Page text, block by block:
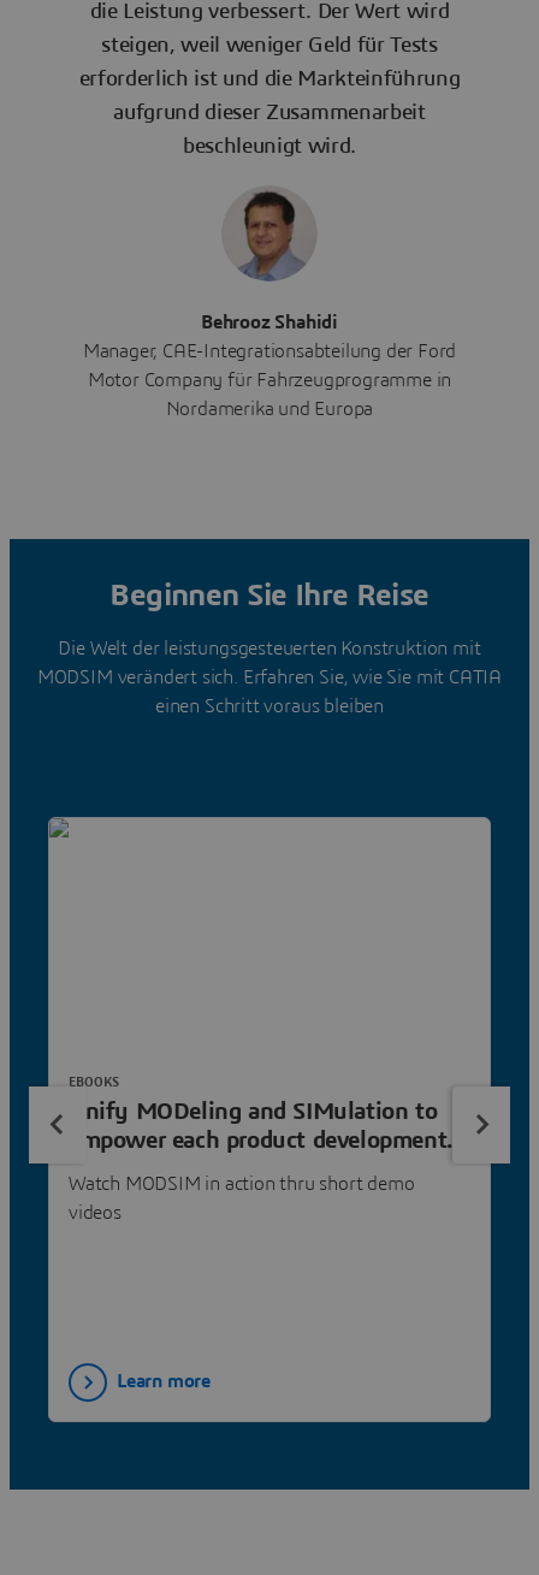
die Leistung verbessert. Der Wert wird
steigen, weil weniger Geld für Tests
erforderlich ist und die Markteinführung
aufgrund dieser Zusammenarbeit
beschleunigt wird.
Behrooz Shahidi
Manager, CAE-Integrationsabteilung der Ford
Motor Company für Fahrzeugprogramme in
Nordamerika und Europa
Beginnen Sie Ihre Reise
Die Welt der leistungsgesteuerten Konstruktion mit
MODSIM verändert sich. Erfahren Sie, wie Sie mit CATIA
einen Schritt voraus bleiben
Unify MODeling and SIMulation to
empower each product development
roles
Watch MODSIM in action thru short demo
videos
EBOOKS
Learn more